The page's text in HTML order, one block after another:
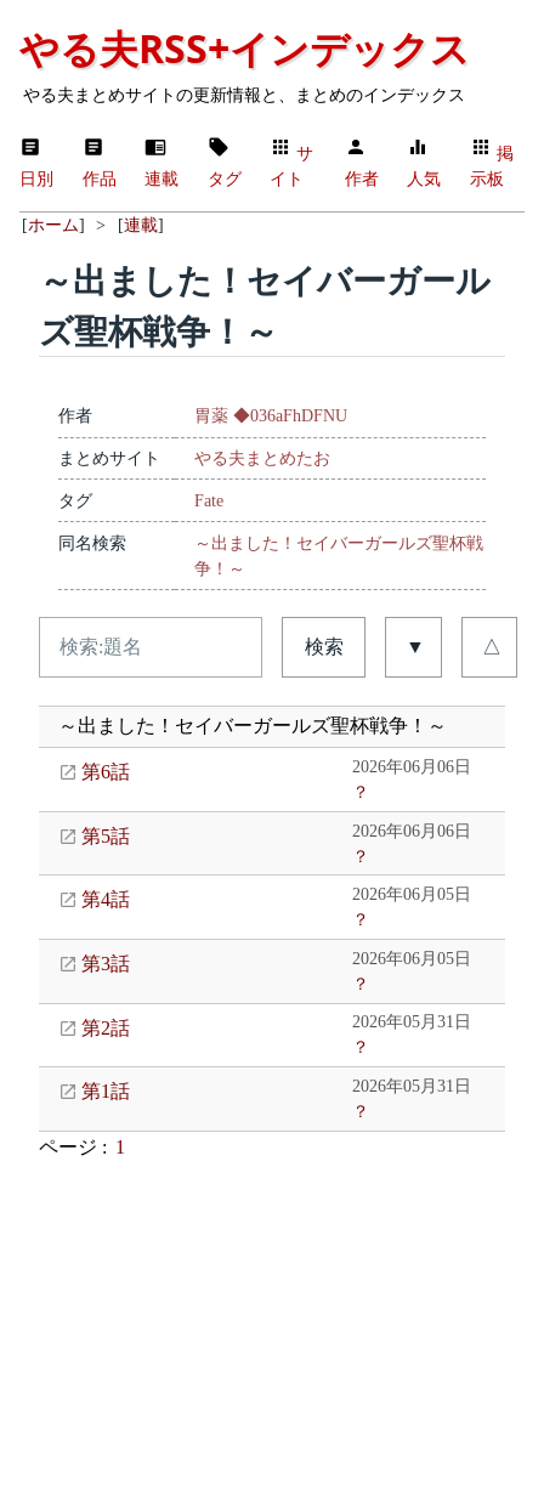
やる夫RSS+インデックス
やる夫まとめサイトの更新情報と、まとめのインデックス
日別 作品 連載 タグ
サ
イト
作者 人気
掲
示板
[ホーム] > [連載]
～出ました！セイバーガール
ズ聖杯戦争！～
作者 胃薬 ◆036aFhDFNU
まとめサイト やる夫まとめたお
タグ Fate
同名検索
～出ました！セイバーガールズ聖杯戦
争！～
検索 ▼ △
～出ました！セイバーガールズ聖杯戦争！～
第6話
2026年06月06日
？
第5話
2026年06月06日
？
第4話
2026年06月05日
？
第3話
2026年06月05日
？
第2話
2026年05月31日
？
第1話
2026年05月31日
？
ページ : 1